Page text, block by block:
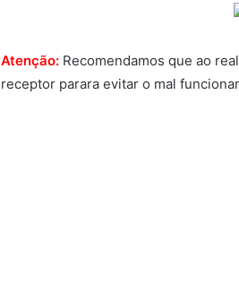
Atenção: Recomendamos que ao
receptor parara evitar o mal